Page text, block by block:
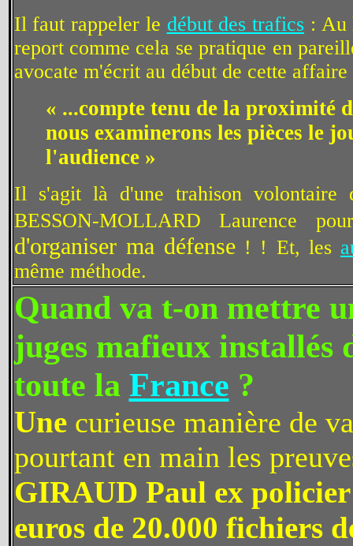
Il faut rappeler le début des trafics : Au
report comme cela se pratique en
avocate m'écrit au début de cette
« ...compte tenu de la proximité
nous examinerons les pièces le
l'audience »
Il s'agit là d'une trahison volontaire
BESSON-MOLLARD Laurence
d'organiser ma défense! ! Et, les
même méthode.
Quand va t-on mettre
juges mafieux installés
toute la France ?
Unecurieuse manière de
pourtant en main les
GIRAUD Paul ex
euros de 20.000 fichiers